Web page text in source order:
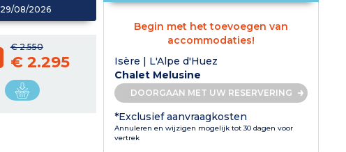
29/08/2026
€ 2.550
€ 2.295
Begin met het toevoegen van
accommodaties!
Isère | L'Alpe d'Huez
Chalet Melusine
DOORGAAN MET UW RESERVERING
*Exclusief aanvraagkosten
Annuleren en wijzigen mogelijk tot 30 dagen voor
vertrek